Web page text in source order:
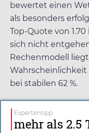
bewertet einen
als besonders
Top-Quote von 1.70
sich nicht
Rechenmodell
bei stabilen 62 %.
Expertentipp
mehr als 2.5